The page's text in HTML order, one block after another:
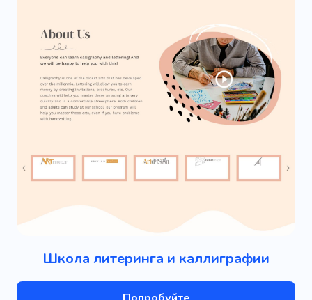
Школа литеринга и каллиграфии